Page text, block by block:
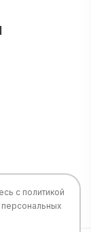
с политикой